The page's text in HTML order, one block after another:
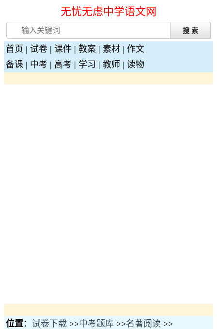
无忧无虑中学语文网
首页 | 试卷 | 课件 | 教案 | 素材 | 作文
备课 | 中考 | 高考 | 学习 | 教师 | 读物
位置： 试卷下载 >>中考题库 >>名著阅读 >>